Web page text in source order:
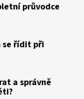
průvodce
se řídit při
a správně